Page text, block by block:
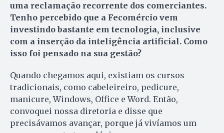
uma reclamação recorrente dos comerciantes.
Tenho percebido que a Fecomércio vem
investindo bastante em tecnologia, inclusive
com a inserção da inteligência artificial. Como
isso foi pensado na sua gestão?
Quando chegamos aqui, existiam os cursos
tradicionais, como cabeleireiro, pedicure,
manicure, Windows, Office e Word. Então,
convoquei nossa diretoria e disse que
precisávamos avançar, porque já vivíamos um